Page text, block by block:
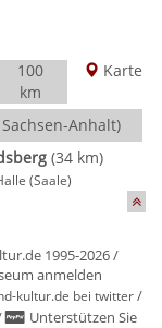
100
km
Karte
Anhalt)
(34 km)
(Saale)
1995-2026 /
anmelden
kultur.de bei twitter/
Unterstützen Sie